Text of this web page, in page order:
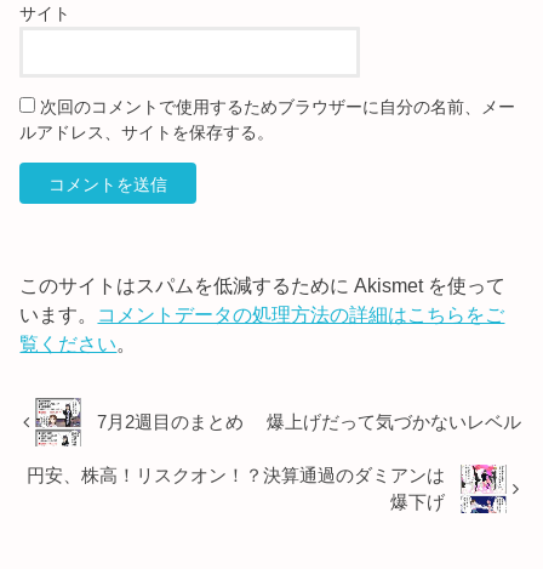
サイト
次回のコメントで使用するためブラウザーに自分の名前、メー
ルアドレス、サイトを保存する。
このサイトはスパムを低減するために Akismet を使って
います。 コメントデータの処理方法の詳細はこちらをご
覧ください。
7月2週目のまとめ 爆上げだって気づかないレベル
円安、株高！リスクオン！？決算通過のダミアンは
爆下げ